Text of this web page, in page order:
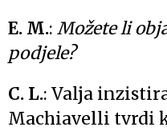
E. M.: Možete li
podjele?
C. L.: Valja
Machiavelli tvrdi